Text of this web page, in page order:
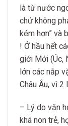
là từ nước
chứ không
kém hơn” và
! Ở hầu hết
giới Mới (Úc,
lớn các nắp
Châu Âu, vì 2
– Lý do văn
khá non trẻ,